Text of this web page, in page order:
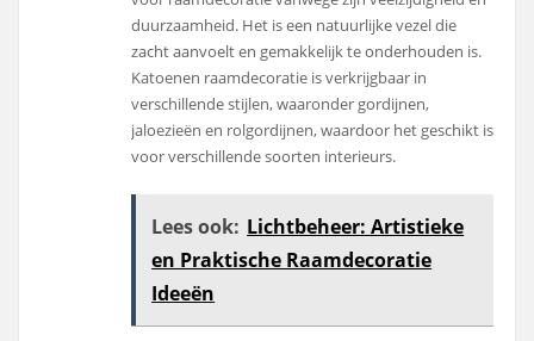
duurzaamheid. Het is een natuurlijke vezel die
zacht aanvoelt en gemakkelijk te onderhouden is.
Katoenen raamdecoratie is verkrijgbaar in
verschillende stijlen, waaronder gordijnen,
jaloezieën en rolgordijnen, waardoor het geschikt is
voor verschillende soorten interieurs.
Lees ook: Lichtbeheer: Artistieke
en Praktische Raamdecoratie
Ideeën